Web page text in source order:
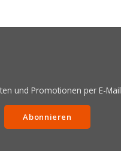
und Promotionen per E-Mail
Abonnieren